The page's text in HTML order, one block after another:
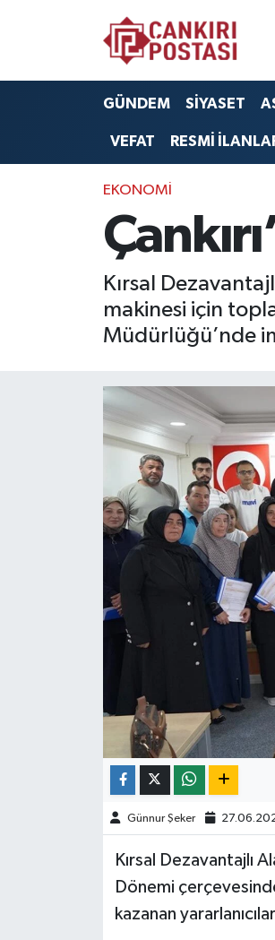
GÜNDEM SİYASET
VEFAT RESMİ
EKONOMİ
Kırsal
makinesi için
Müdürlüğü’nde
Günnur Şeker
Kırsal Dezavantajlı
Dönemi
kazanan
SİYASET
RESMİ İLANLAR
TURİZM
BİLİM&TEKNOLOJİ
Nöbetçi Eczaneler
Hava Durumu
Süper Lig Puan Durumu ve
Son Dakika Haberleri
Haber Arşivi